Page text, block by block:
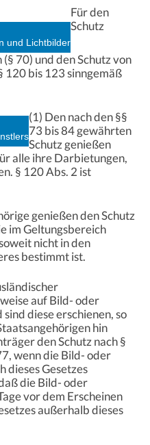
und Lichtbilder
Für den
Schutz
70) und den Schutz von
120 bis 123 sinngemäß
(1) Den nach den §§
73 bis 84 gewährten
Schutz genießen
alle ihre Darbietungen,
§ 120 Abs. 2 ist
genießen den Schutz
im Geltungsbereich
nicht in den
bestimmt ist.
auf Bild- oder
diese erschienen, so
hin
den Schutz nach §
wenn die Bild- oder
dieses Gesetzes
die Bild- oder
vor dem Erscheinen
außerhalb dieses